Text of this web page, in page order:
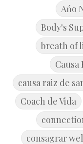
Ańo
Body's
breath of
Causa
causa raiz de
Coach de Vida
consagrar